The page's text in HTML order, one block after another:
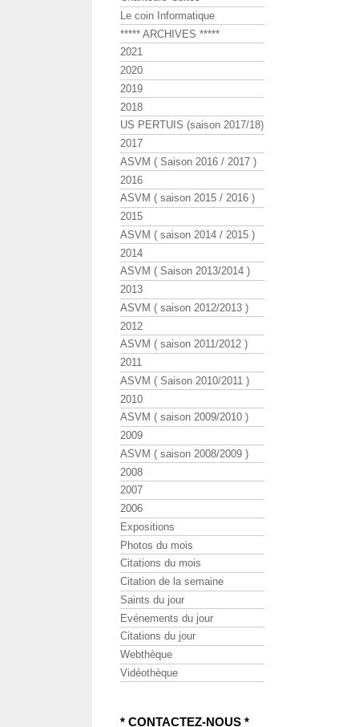
Le coin Informatique
***** ARCHIVES *****
2021
2020
2019
2018
US PERTUIS (saison 2017/18)
2017
ASVM ( Saison 2016 / 2017 )
2016
ASVM ( saison 2015 / 2016 )
2015
ASVM ( saison 2014 / 2015 )
2014
ASVM ( Saison 2013/2014 )
2013
ASVM ( saison 2012/2013 )
2012
ASVM ( saison 2011/2012 )
2011
ASVM ( Saison 2010/2011 )
2010
ASVM ( saison 2009/2010 )
2009
ASVM ( saison 2008/2009 )
2008
2007
2006
Expositions
Photos du mois
Citations du mois
Citation de la semaine
Saints du jour
Evénements du jour
Citations du jour
Webthèque
Vidéothèque
* CONTACTEZ-NOUS *